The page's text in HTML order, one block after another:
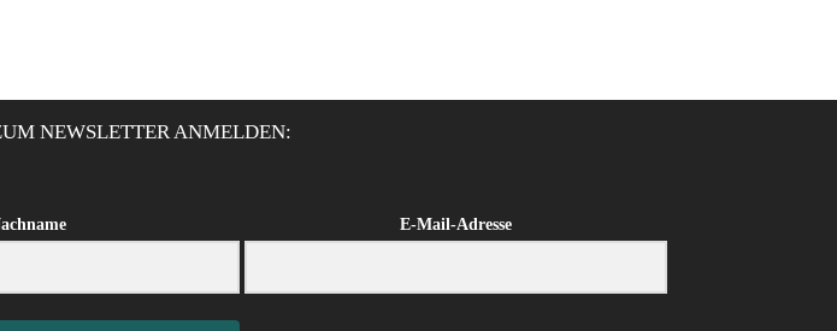
NEWSLETTER ANMELDEN:
E-Mail-Adresse